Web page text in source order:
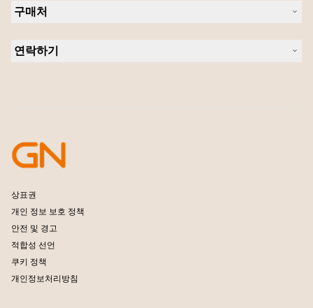
새 소식 및 보도자료
블로그 읽기
사례 연구
스피커폰
개인용 카메라
소프트웨어
구매처
연락하기
개발자 프로그램
파트너 프로그램
엔터프라이즈 제품 단종 정책
상표권
개인 정보 보호 정책
안전 및 경고
적합성 선언
쿠키 정책
개인정보처리방침